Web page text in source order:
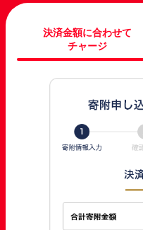
決済金額に合わせて
チャージ